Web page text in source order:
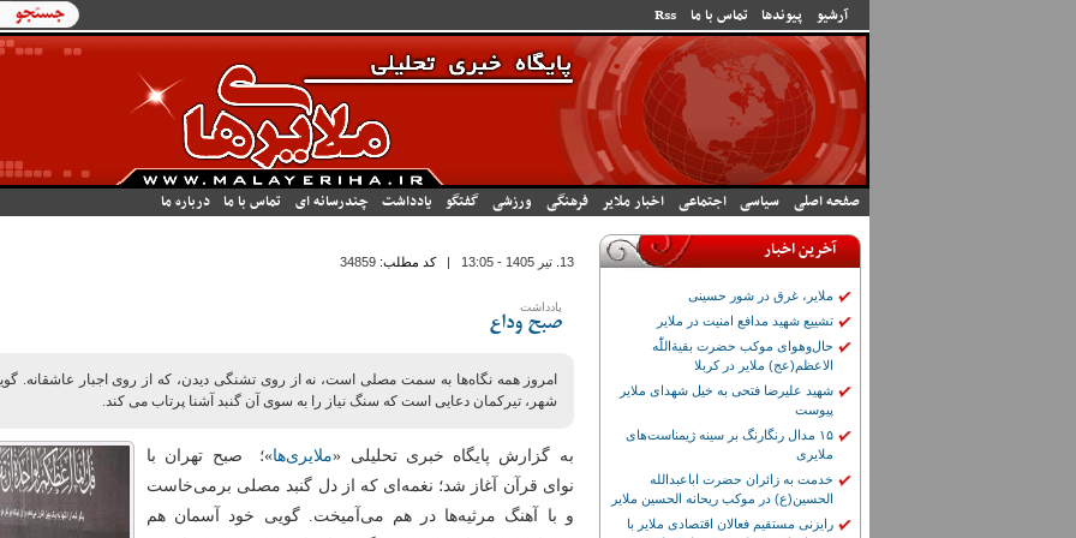
آرشیو پیوندها تماس با ما Rss فرم
جستجو
صفحه اصلی سیاسی اجتماعی اخبار ملایر فرهنگی ورزشی گفتگو یادداشت چندرسانه ای تماس با ما درباره ما
13. تير 1405 - 13:05 |کد مطلب:34859
یادداشت
صبح وداع
امروز همه نگاه‌ها به سمت مصلی است، نه از روی تشنگی دیدن، که از روی اجبار عاشقانه.
شهر، تیرکمان دعایی است که سنگ نیاز را به سوی آن گنبد آشنا پرتاب می کند.
به گزارش پایگاه خبری تحلیلی «ملایری‌ها»؛ صبح تهران با
نوای قرآن آغاز شد؛ نغمه‌ای که از دل گنبد مصلی برمی‌خاست
و با آهنگ مرثیه‌ها در هم می‌آمیخت. گویی خود آسمان هم
آخرین اخبار
ملایر، غرق در شور حسینی
تشییع شهید مدافع امنیت در ملایر
حال‌وهوای موکب حضرت بقیة‌اللّٰه
الاعظم(عج) ملایر در کربلا
شهید علیرضا فتحی به خیل شهدای ملایر
پیوست
۱۵ مدال رنگارنگ بر سینه ژیمناست‌های
ملایری
خدمت به زائران حضرت اباعبدالله
الحسین(ع) در موکب ریحانه الحسین ملایر
رایزنی مستقیم فعالان اقتصادی ملایر با